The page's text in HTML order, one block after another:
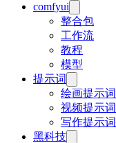
comfyui
整合包
工作流
教程
模型
提示词
绘画提示词
视频提示词
写作提示词
黑科技